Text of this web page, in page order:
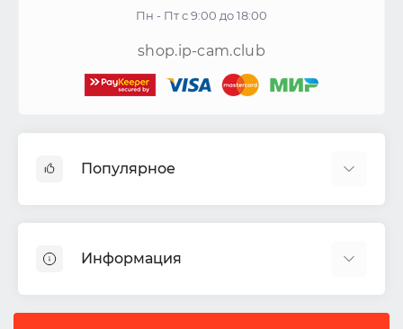
Пн - Пт с 9:00 до 18:00
shop.ip-cam.club
Популярное
Акустические системы
СКУД
Комплекты ИБП
Информация